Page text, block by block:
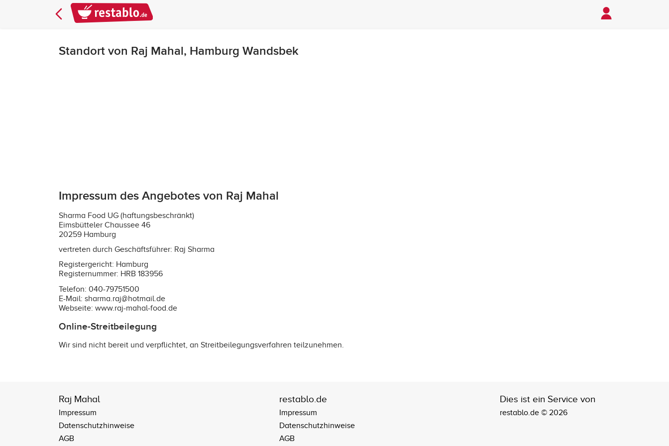
Standort von Raj Mahal, Hamburg Wandsbek
Impressum des Angebotes von Raj Mahal
Sharma Food UG (haftungsbeschränkt)
Eimsbütteler Chaussee 46
20259 Hamburg
vertreten durch Geschäftsführer: Raj Sharma
Registergericht: Hamburg
Registernummer: HRB 183956
Telefon: 040-79751500
E-Mail: sharma.raj@hotmail.de
Webseite: www.raj-mahal-food.de
Online-Streitbeilegung
Wir sind nicht bereit und verpflichtet, an Streitbeilegungsverfahren teilzunehmen.
Raj Mahal
Impressum
Datenschutzhinweise
AGB
restablo.de
Impressum
Datenschutzhinweise
AGB
Dies ist ein Service von
restablo.de © 2026